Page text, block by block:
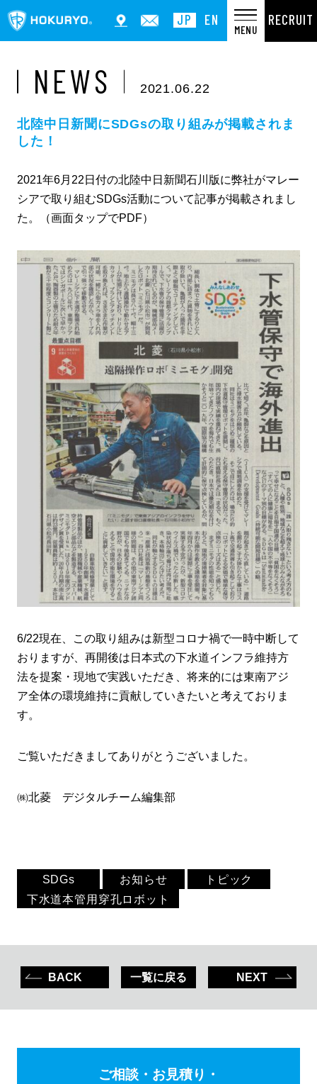
JP EN
MENU
RECRUIT
NEWS 2021.06.22
北陸中日新聞にSDGsの取り組みが掲載されま
した！
2021年6月22日付の北陸中日新聞石川版に弊社がマレー
シアで取り組むSDGs活動について記事が掲載されまし
た。（画面タップでPDF）
6/22現在、この取り組みは新型コロナ禍で一時中断して
おりますが、再開後は日本式の下水道インフラ維持方
法を提案・現地で実践いただき、将来的には東南アジ
ア全体の環境維持に貢献していきたいと考えておりま
す。
ご覧いただきましてありがとうございました。
㈱北菱 デジタルチーム編集部
SDGs お知らせ
トピック
下水道本管用穿孔ロボット
BACK 一覧に戻る NEXT
ご相談・お見積り・